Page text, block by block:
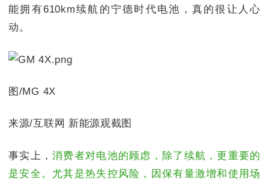
能拥有610km续航的宁德时代电池，真的很让人心
动。
图/MG 4X
来源/互联网 新能源观截图
事实上，消费者对电池的顾虑，除了续航，更重要的
是安全。尤其是热失控风险，因保有量激增和使用场